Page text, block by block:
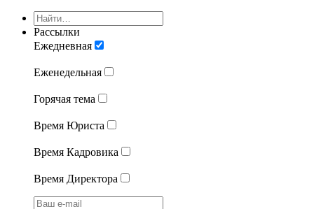
Рассылки
Ежедневная
Еженедельная
Горячая тема
Время Юриста
Время Кадровика
Время Директора